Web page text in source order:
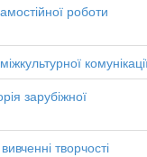
роботи
зарубіжної
творчості